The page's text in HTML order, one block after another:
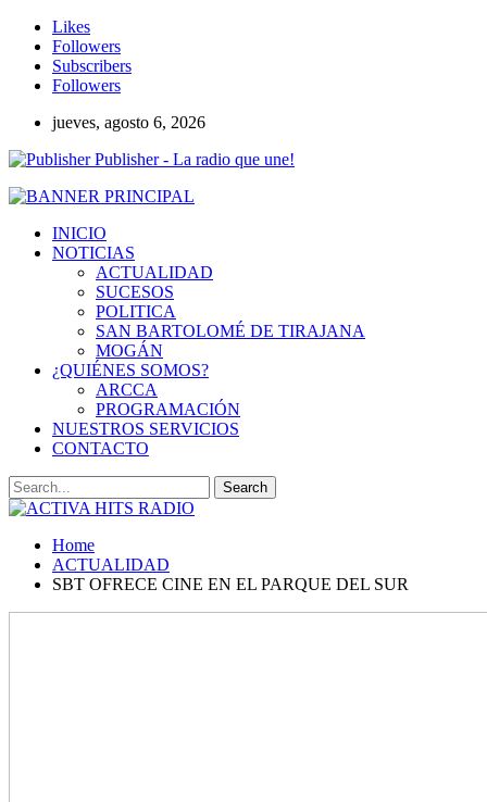
Likes
Followers
Subscribers
Followers
jueves, agosto 6, 2026
Publisher - La radio que une!
INICIO
NOTICIAS
ACTUALIDAD
SUCESOS
POLITICA
SAN BARTOLOMÉ DE TIRAJANA
MOGÁN
¿QUIÉNES SOMOS?
ARCCA
PROGRAMACIÓN
NUESTROS SERVICIOS
CONTACTO
Home
ACTUALIDAD
SBT OFRECE CINE EN EL PARQUE DEL SUR